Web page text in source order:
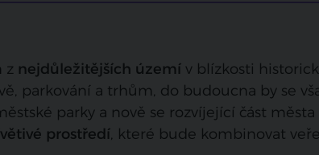
z nejdůležitějších území v blízkosti
parkování a trhům, do budoucna by se
parky a nově se rozvíjející část města
prostředí, které bude kombinovat